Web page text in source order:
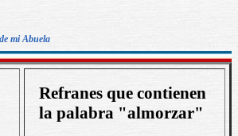
mi Abuela
Refranes que contienen
la palabra "almorzar"